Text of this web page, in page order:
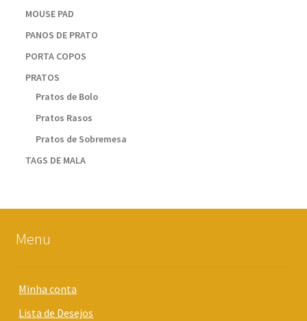
MOUSE PAD
PANOS DE PRATO
PORTA COPOS
PRATOS
Pratos de Bolo
Pratos Rasos
Pratos de Sobremesa
TAGS DE MALA
Menu
Minha conta
Lista de Desejos